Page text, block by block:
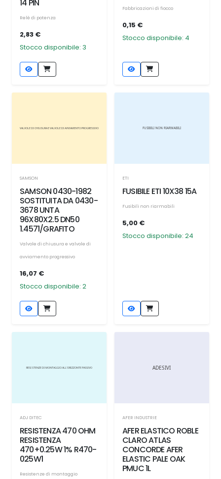
14 PIN
Relè di potenza
2,83 €
Stocco disponibile: 3
Fabbricazioni di fiocco
0,15 €
Stocco disponibile: 4
SAMSON
SAMSON 0430-1982
SOSTITUITA DA 0430-
3678 UNTA
96X80X2.5 DN50
1.4571/GRAFITO
Valvole di chiusura e valvole di
avviamento progressivo
16,07 €
Stocco disponibile: 2
ETI
FUSIBILE ETI 10X38 15A
Fusibili non riarmabili
5,00 €
Stocco disponibile: 24
ADJ DITEC
RESISTENZA 470 OHM
RESISTENZA
470+0.25W 1% R470-
025W1
Resistenze di montaggio
AFER INDUSTRIE
AFER ELASTICO ROBLE
CLARO ATLAS
CONCORDE AFER
ELASTIC PALE OAK
PMUC 1L